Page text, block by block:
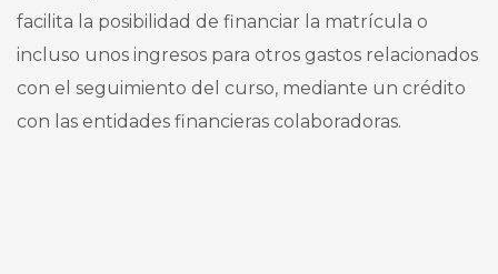
facilita la posibilidad de financiar la matrícula o
incluso unos ingresos para otros gastos relacionados
con el seguimiento del curso, mediante un crédito
con las entidades financieras colaboradoras.